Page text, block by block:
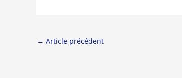
← Article précédent